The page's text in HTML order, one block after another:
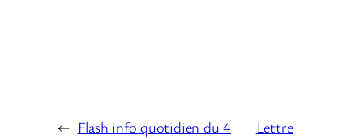
← Flash info quotidien du 4
Lettre